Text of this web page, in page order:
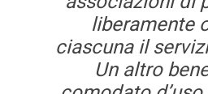
liberamente
ciascuna il
Un altro